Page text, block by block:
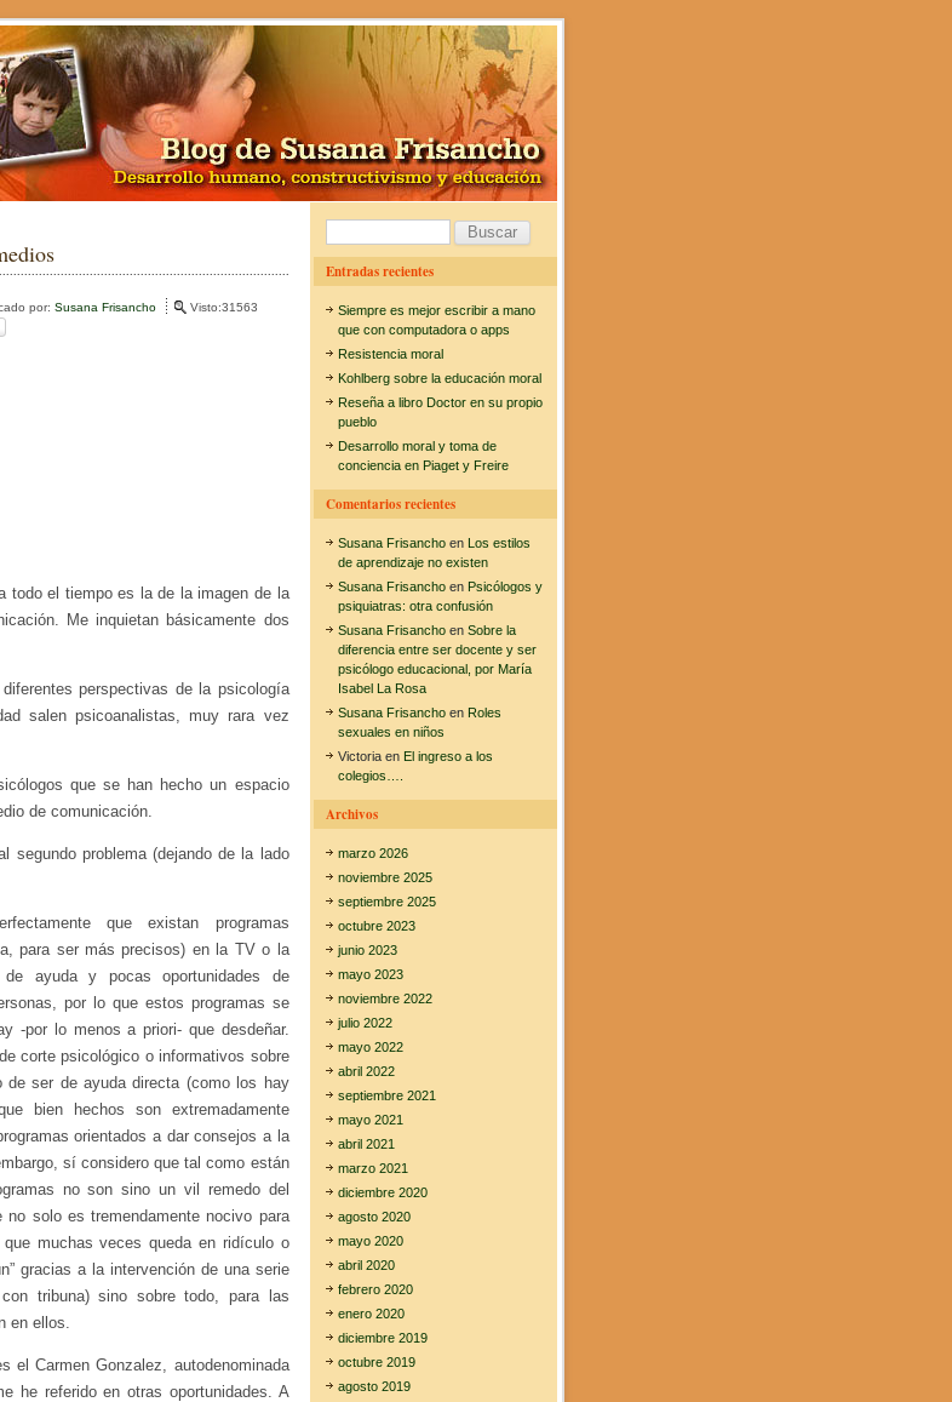
por: Susana Frisancho
Visto:31563
todo el tiempo es la de la imagen de la
Me inquietan básicamente dos
perspectivas de la psicología
salen psicoanalistas, muy rara vez
que se han hecho un espacio
de comunicación.
segundo problema (dejando de la lado
que existan programas
para ser más precisos) en la TV o la
ayuda y pocas oportunidades de
por lo que estos programas se
-por lo menos a priori- que desdeñar.
corte psicológico o informativos sobre
de ser de ayuda directa (como los hay
bien hechos son extremadamente
orientados a dar consejos a la
sí considero que tal como están
no son sino un vil remedo del
no solo es tremendamente nocivo para
muchas veces queda en ridículo o
gracias a la intervención de una serie
tribuna) sino sobre todo, para las
en ellos.
el Carmen Gonzalez, autodenominada
he referido en otras oportunidades. A
u
a
Entradas recientes
Siempre es mejor escribir a mano
que con computadora o apps
Resistencia moral
Kohlberg sobre la educación moral
Reseña a libro Doctor en su propio
pueblo
Desarrollo moral y toma de
conciencia en Piaget y Freire
Comentarios recientes
Susana Frisanchoen Los estilos
de aprendizaje no existen
Susana Frisanchoen Psicólogos y
psiquiatras: otra confusión
Susana Frisanchoen Sobre la
diferencia entre ser docente y ser
psicólogo educacional, por María
Isabel La Rosa
Susana Frisanchoen Roles
sexuales en niños
Victoriaen El ingreso a los
colegios….
Archivos
marzo 2026
noviembre 2025
septiembre 2025
octubre 2023
junio 2023
mayo 2023
noviembre 2022
julio 2022
mayo 2022
abril 2022
septiembre 2021
mayo 2021
abril 2021
marzo 2021
diciembre 2020
agosto 2020
mayo 2020
abril 2020
febrero 2020
enero 2020
diciembre 2019
octubre 2019
agosto 2019